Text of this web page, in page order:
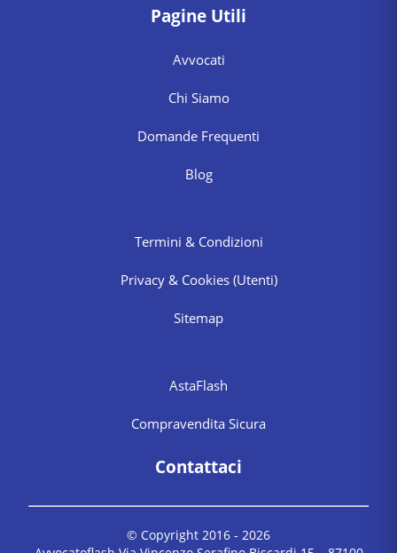
Pagine Utili
Avvocati
Chi Siamo
Domande Frequenti
Blog
Termini & Condizioni
Privacy & Cookies (Utenti)
Sitemap
AstaFlash
Compravendita Sicura
Contattaci
© Copyright 2016 - 2026